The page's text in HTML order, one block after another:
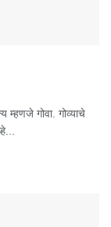
म्हणजे गोवा. गोव्याचे